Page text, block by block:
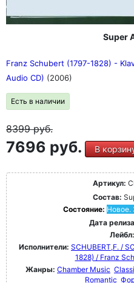
Super
Franz Schubert (1797-1828) -
Audio CD) (2006)
Есть в наличии
8399руб.
7696 руб. В
Артикул:
Состав:
Состояние: Новое.
Дата
Лейбл:
Исполнители: SCHUBERT,F. /
1828) / Franz
Жанры: Chamber Music
Romantic